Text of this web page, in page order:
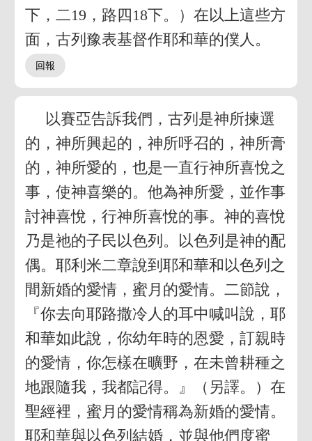
下，二19，路四18下。）在以上這些方
面，古列豫表基督作耶和華的僕人。
以賽亞告訴我們，古列是神所揀選
的，神所興起的，神所呼召的，神所膏
的，神所愛的，也是一直行神所喜悅之
事，使神喜樂的。他為神所愛，並作事
討神喜悅，行神所喜悅的事。神的喜悅
乃是祂的子民以色列。以色列是神的配
偶。耶利米二章說到耶和華和以色列之
間新婚的愛情，蜜月的愛情。二節說，
『你去向耶路撒冷人的耳中喊叫說，耶
和華如此說，你幼年時的恩愛，訂親時
的愛情，你怎樣在曠野，在未曾耕種之
地跟隨我，我都記得。』（另譯。）在
聖經裡，蜜月的愛情稱為新婚的愛情。
耶和華與以色列結婚，並與他們度蜜